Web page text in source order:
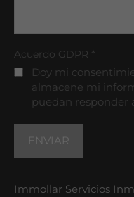
Acuerdo GDPR *
Doy mi
almacene mi
puedan responder
Immollar Servicios